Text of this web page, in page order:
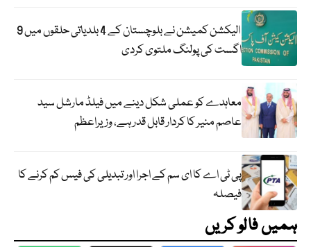
الیکشن کمیشن نے بلوچستان کے 4 بلدیاتی حلقوں میں 9
اگست کی پولنگ ملتوی کردی
معاہدے کو عملی شکل دینے میں فیلڈ مارشل سید
عاصم منیر کا کردار قابل قدر ہے، وزیراعظم
پی ٹی اے کا ای سم کے اجرا اور تبدیلی کی فیس کم کرنے کا
فیصلہ
ہمیں فالو کریں